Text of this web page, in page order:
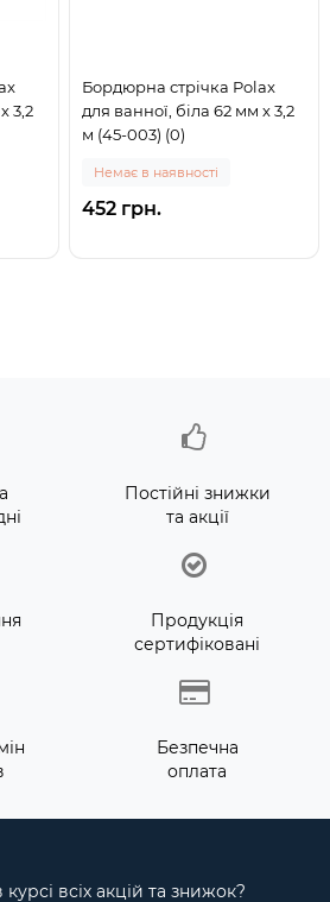
3,2
Бордюрна стрічка Polax
для ванної, біла 62 мм х 3,2
м (45-003) (0)
Немає в наявності
452 грн.
Постійні знижки
та акції
Продукція
сертифіковані
Безпечна
оплата
всіх акцій та знижок?